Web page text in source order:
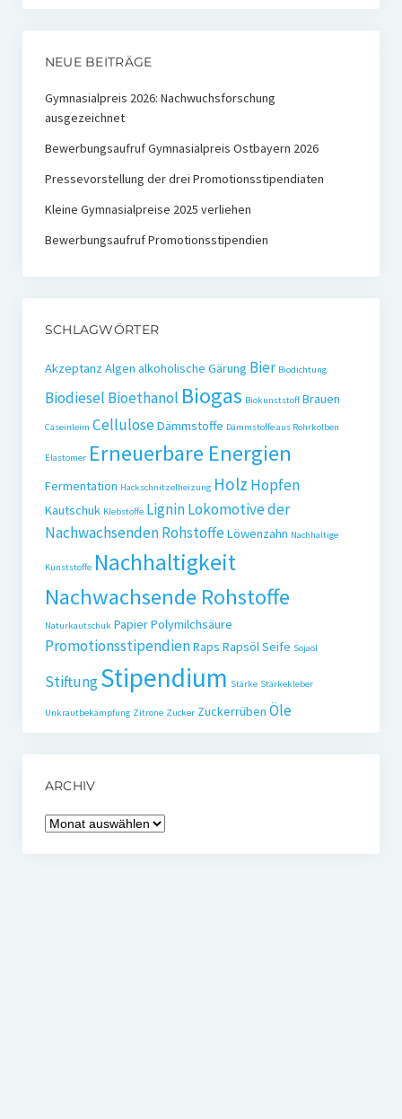
Kontakt
NEUE BEITRÄGE
Gymnasialpreis 2026: Nachwuchsforschung
ausgezeichnet
Bewerbungsaufruf Gymnasialpreis Ostbayern 2026
Pressevorstellung der drei Promotionsstipendiaten
Kleine Gymnasialpreise 2025 verliehen
Bewerbungsaufruf Promotionsstipendien
SCHLAGWÖRTER
Akzeptanz Algen alkoholische Gärung Bier Biodichtung
Biodiesel Bioethanol Biogas Biokunststoff Brauen
Caseinleim CelluloseDämmstoffe Dämmstoffe aus Rohrkolben
Elastomer Erneuerbare Energien
Fermentation Hackschnitzelheizung Holz Hopfen
Kautschuk Klebstoffe LigninLokomotive der
Nachwachsenden RohstoffeLöwenzahn Nachhaltige
Kunststoffe Nachhaltigkeit
Nachwachsende Rohstoffe
Naturkautschuk PapierPolymilchsäure
PromotionsstipendienRaps RapsölSeife Sojaöl
StiftungStipendium Stärke Stärkekleber
Unkrautbekämpfung Zitrone Zucker Zuckerrüben Öle
ARCHIV
Archiv